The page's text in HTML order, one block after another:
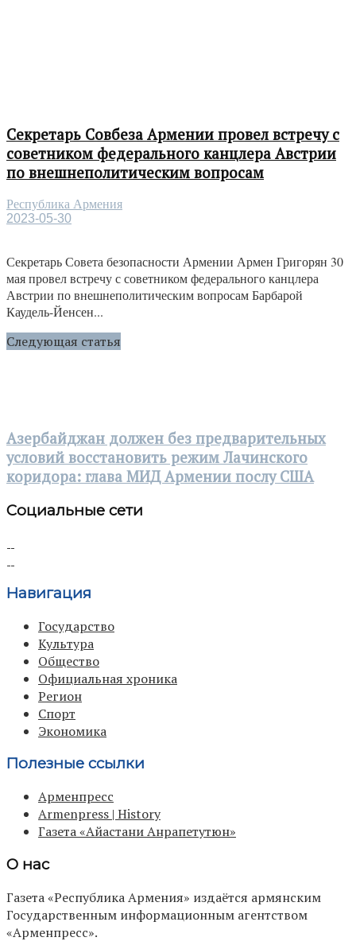
Секретарь Совбеза Армении провел встречу с
советником федерального канцлера Австрии
по внешнеполитическим вопросам
Республика Армения
2023-05-30
Секретарь Совета безопасности Армении Армен Григорян 30
мая провел встречу с советником федерального канцлера
Австрии по внешнеполитическим вопросам Барбарой
Каудель-Йенсен...
Следующая статья
Азербайджан должен без предварительных
условий восстановить режим Лачинского
коридора: глава МИД Армении послу США
Социальные сети
Навигация
Государство
Культура
Общество
Официальная хроника
Регион
Спорт
Экономика
Полезные ссылки
Арменпресс
Armenpress | History
Газета «Айастани Анрапетутюн»
О нас
Газета «Республика Армения» издаётся армянским
Государственным информационным агентством
«Арменпресс».